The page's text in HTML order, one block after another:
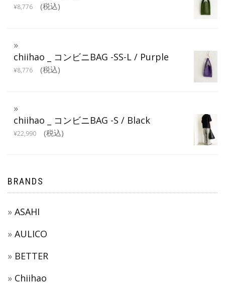
¥8,776 (税込)
chiihao _ コンビニBAG -SS-L / Purple
¥8,776 (税込)
chiihao _ コンビニBAG -S / Black
¥22,990 (税込)
BRANDS
ASAHI
AULICO
BETTER
Chiihao